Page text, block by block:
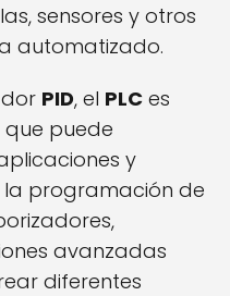
sensores y otros
automatizado.
PID, el PLC es
que puede
y
la programación de
avanzadas
diferentes